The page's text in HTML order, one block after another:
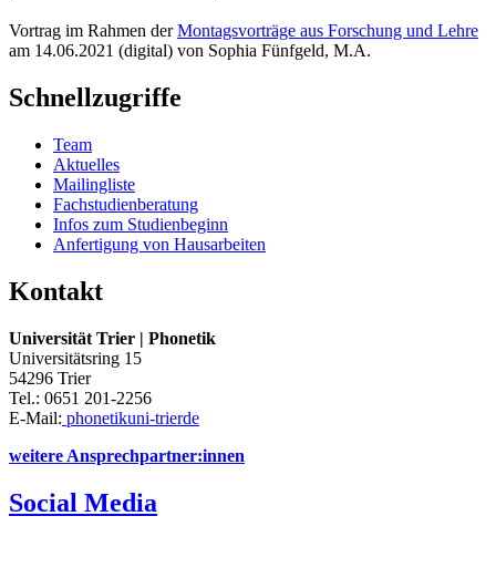
Vortrag im Rahmen derMontagsvorträge aus Forschung und Lehre
am 14.06.2021 (digital) von Sophia Fünfgeld, M.A.
Schnellzugriffe
Team
Aktuelles
Mailingliste
Fachstudienberatung
Infos zum Studienbeginn
Anfertigung von Hausarbeiten
Kontakt
Universität Trier | Phonetik
Universitätsring 15
54296 Trier
Tel.: 0651 201-2256
E-Mail: phonetikuni-trierde
weitere Ansprechpartner:innen
Social Media